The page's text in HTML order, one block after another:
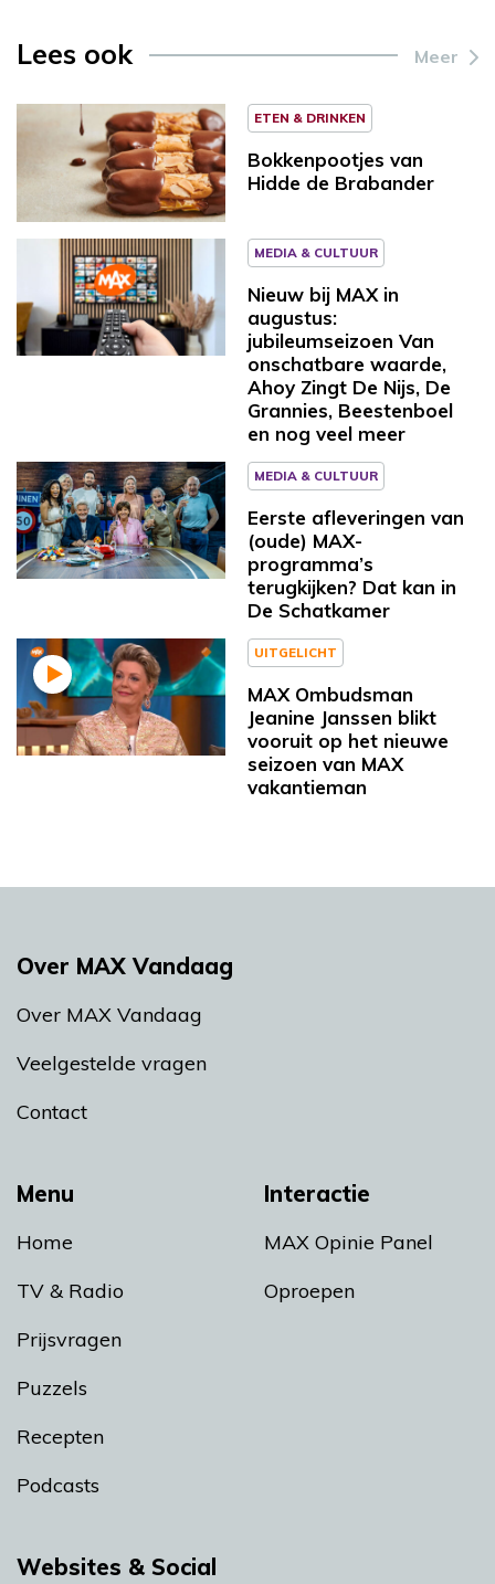
Lees ook Meer
ETEN & DRINKEN
Bokkenpootjes van
Hidde de Brabander
MEDIA & CULTUUR
Nieuw bij MAX in
augustus:
jubileumseizoen Van
onschatbare waarde,
Ahoy Zingt De Nijs, De
Grannies, Beestenboel
en nog veel meer
MEDIA & CULTUUR
Eerste afleveringen van
(oude) MAX-
programma’s
terugkijken? Dat kan in
De Schatkamer
UITGELICHT
MAX Ombudsman
Jeanine Janssen blikt
vooruit op het nieuwe
seizoen van MAX
vakantieman
Menu
Home
TV & Radio
Prijsvragen
Puzzels
Recepten
Podcasts
Interactie
MAX Opinie Panel
Oproepen
Over MAX Vandaag
Over MAX Vandaag
Veelgestelde vragen
Contact
Websites & Social